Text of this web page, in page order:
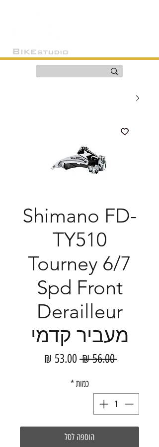
Shimano FD-
TY510
Tourney 6/7
Spd Front
Derailleur
מעביר קדמי
‏56.00 ‏₪
מחיר
כמות *
הוספה לסל